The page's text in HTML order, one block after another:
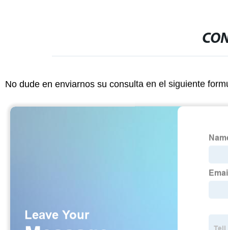
No dude en enviarnos su consulta en el siguiente